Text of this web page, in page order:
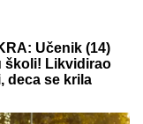
Đanija